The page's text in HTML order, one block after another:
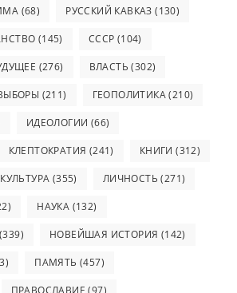
(68) РУССКИЙ КАВКАЗ (130)
(145) СССР (104)
(276) ВЛАСТЬ (302)
(211) ГЕОПОЛИТИКА(210)
ИДЕОЛОГИИ (66)
КЛЕПТОКРАТИЯ (241) КНИГИ (312)
КУЛЬТУРА (355) ЛИЧНОСТЬ (271)
НАУКА (132)
(339) НОВЕЙШАЯ ИСТОРИЯ (142)
ПАМЯТЬ (457)
ПРАВОСЛАВИЕ (97)